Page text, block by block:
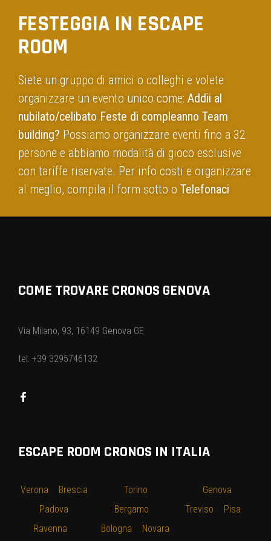
FESTEGGIA IN ESCAPE
ROOM
Siete un gruppo di amici o colleghi e volete
organizzare un evento unico come: Addii al
nubilato/celibato Feste di compleanno Team
building? Possiamo organizzare eventi fino a 32
persone e abbiamo modalità di gioco esclusive
con tariffe riservate. Per info costi e organizzare
al meglio, compila il form sotto o Telefonaci
COME TROVARE CRONOS GENOVA
Via Milano, 93, 16149 Genova GE
tel: +39 3295746132
ESCAPE ROOM CRONOS IN ITALIA
Verona
Brescia
Padova
Ravenna
Torino
Bergamo
Bologna
Novara
Genova
Treviso
Pisa